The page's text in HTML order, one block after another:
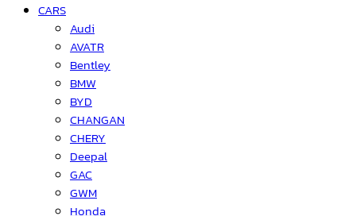
CARS
Audi
AVATR
Bentley
BMW
BYD
CHANGAN
CHERY
Deepal
GAC
GWM
Honda